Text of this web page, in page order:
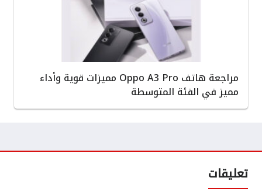
مراجعة هاتف Oppo A3 Pro مميزات قوية وأداء
مميز في الفئة المتوسطة
تعليقات